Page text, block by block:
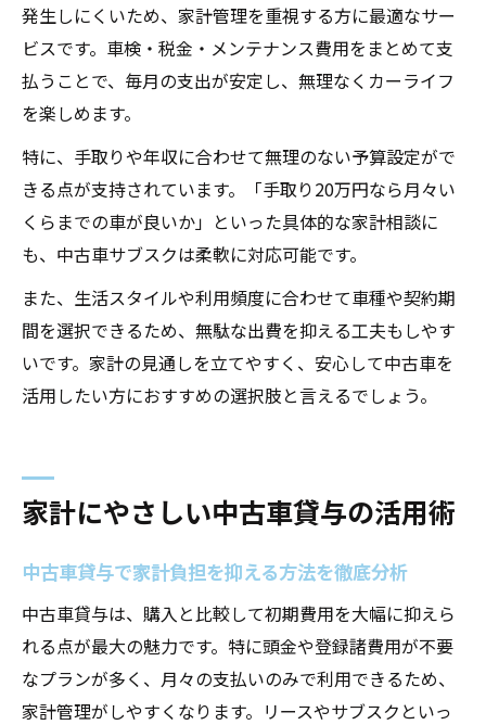
発生しにくいため、家計管理を重視する方に最適なサー
ビスです。車検・税金・メンテナンス費用をまとめて支
払うことで、毎月の支出が安定し、無理なくカーライフ
を楽しめます。
特に、手取りや年収に合わせて無理のない予算設定がで
きる点が支持されています。「手取り20万円なら月々い
くらまでの車が良いか」といった具体的な家計相談に
も、中古車サブスクは柔軟に対応可能です。
また、生活スタイルや利用頻度に合わせて車種や契約期
間を選択できるため、無駄な出費を抑える工夫もしやす
いです。家計の見通しを立てやすく、安心して中古車を
活用したい方におすすめの選択肢と言えるでしょう。
家計にやさしい中古車貸与の活用術
中古車貸与で家計負担を抑える方法を徹底分析
中古車貸与は、購入と比較して初期費用を大幅に抑えら
れる点が最大の魅力です。特に頭金や登録諸費用が不要
なプランが多く、月々の支払いのみで利用できるため、
家計管理がしやすくなります。リースやサブスクといっ